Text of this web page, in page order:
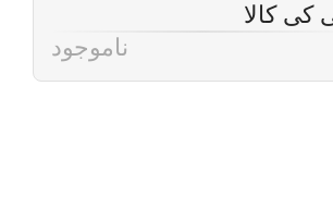
کی کالا
ناموجود